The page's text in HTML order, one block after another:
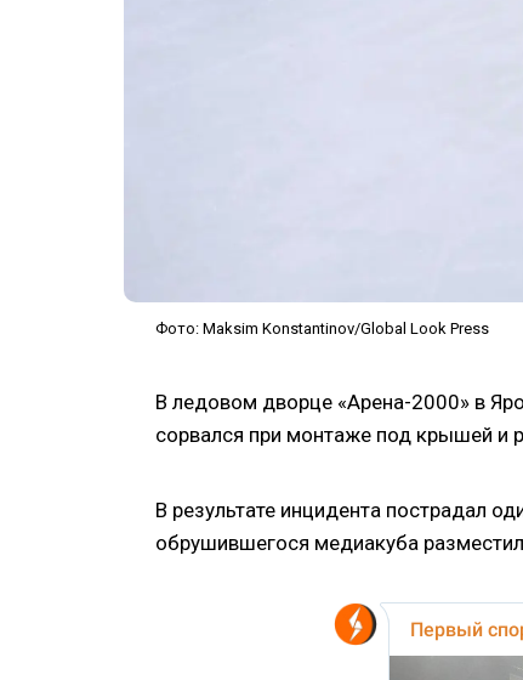
Фото: Maksim Konstantinov/Global Look Press
В ледовом дворце «Арена-2000» в
сорвался при монтаже под крышей и
В результате инцидента пострадал
обрушившегося медиакуба